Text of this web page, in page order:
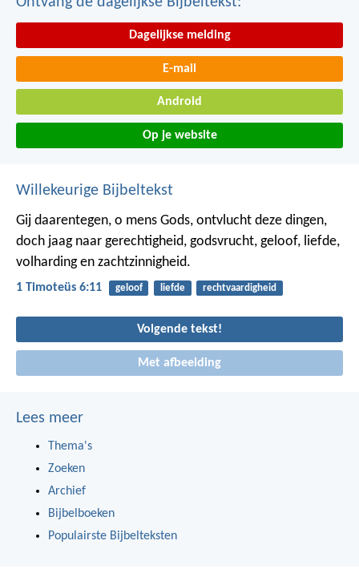
Dagelijkse melding
E-mail
Android
Op je website
Willekeurige Bijbeltekst
Gij daarentegen, o mens Gods, ontvlucht deze dingen,
doch jaag naar gerechtigheid, godsvrucht, geloof, liefde,
volharding en zachtzinnigheid.
1 Timoteüs 6:11 geloof liefde rechtvaardigheid
Volgende tekst!
Met afbeelding
Lees meer
Thema's
Zoeken
Archief
Bijbelboeken
Populairste Bijbelteksten